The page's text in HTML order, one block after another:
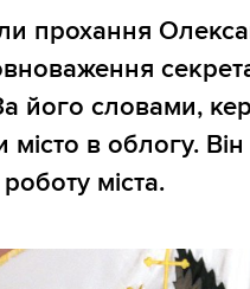
прохання
його словами,
місто в облогу.
міста.